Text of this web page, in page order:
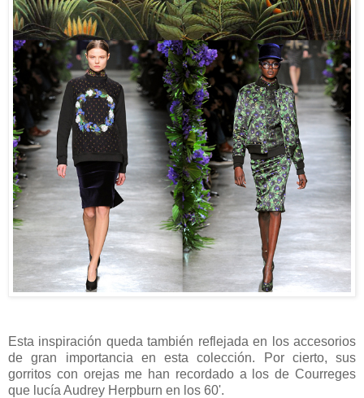
Esta inspiración queda también reflejada en los accesorios
de gran importancia en esta colección. Por cierto, sus
gorritos con orejas me han recordado a los de Courreges
que lucía Audrey Herpburn en los 60'.